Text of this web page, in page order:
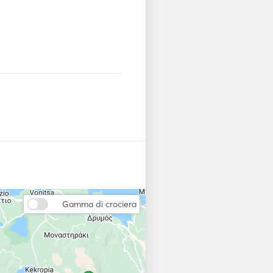
light, Emergency helm,
Safety belts, Automatic
- Kitchen equipment,
sockets, Solar Plates
Gamma di crociera